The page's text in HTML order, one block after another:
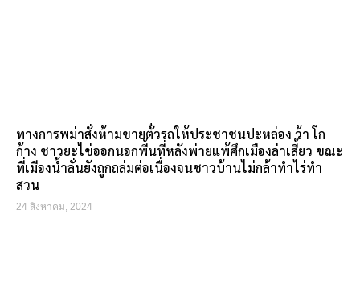
ทางการพม่าสั่งห้ามขายตั๋วรถให้ประชาชนปะหล่อง ว้า โก
ก้าง ชาวยะไข่ออกนอกพื้นที่หลังพ่ายแพ้ศึกเมืองล่าเสี้ยว ขณะ
ที่เมืองน้ำลั่นยังถูกถล่มต่อเนื่องจนชาวบ้านไม่กล้าทำไร่ทำ
สวน
24 สิงหาคม, 2024